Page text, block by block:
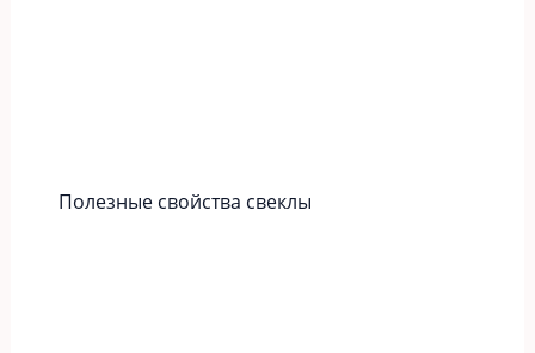
Полезные свойства свеклы